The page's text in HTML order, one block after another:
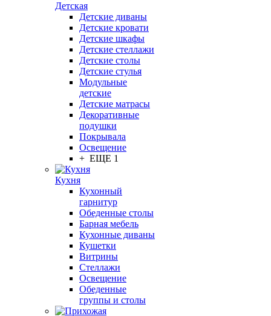
Детская
Детские диваны
Детские кровати
Детские шкафы
Детские стеллажи
Детские столы
Детские стулья
Модульные
детские
Детские матрасы
Декоративные
подушки
Покрывала
Освещение
+ ЕЩЕ 1
Кухня
Кухонный
гарнитур
Обеденные столы
Барная мебель
Кухонные диваны
Кушетки
Витрины
Стеллажи
Освещение
Обеденные
группы и столы